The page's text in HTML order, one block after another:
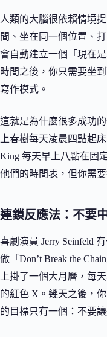
人類的大腦很依賴情境
間、坐在同一個位置、
會自動建立一個「現在
時間之後，你只需要坐
寫作模式。
這就是為什麼很多成功
上春樹每天凌晨四點起
King 每天早上八點在固
他們的時間表，但你需
連鎖反應法：不要
喜劇演員 Jerry Seinfeld
做「Don’t Break the
上掛了一個大月曆，每
的紅色 X。幾天之後，
的目標只有一個：不要